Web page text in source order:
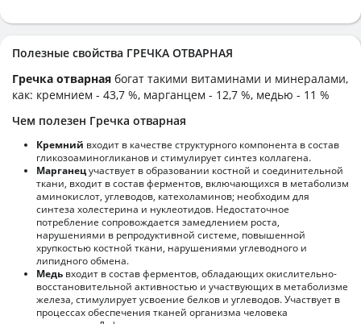
Полезные свойства ГРЕЧКА ОТВАРНАЯ
Гречка отварная богат такими витаминами и минералами,
как: кремнием - 43,7 %, марганцем - 12,7 %, медью - 11 %
Чем полезен Гречка отварная
Кремний входит в качестве структурного компонента в состав
гликозоаминогликанов и стимулирует синтез коллагена.
Марганецучаствует в образовании костной и соединительной
ткани, входит в состав ферментов, включающихся в метаболизм
аминокислот, углеводов, катехоламинов; необходим для
синтеза холестерина и нуклеотидов. Недостаточное
потребление сопровождается замедлением роста,
нарушениями в репродуктивной системе, повышенной
хрупкостью костной ткани, нарушениями углеводного и
липидного обмена.
Медь входит в состав ферментов, обладающих окислительно-
восстановительной активностью и участвующих в метаболизме
железа, стимулирует усвоение белков и углеводов. Участвует в
процессах обеспечения тканей организма человека